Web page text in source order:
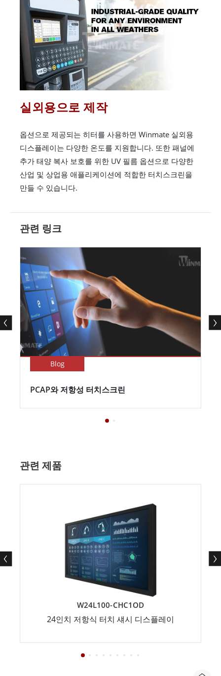
실외용으로 제작
옵션으로 제공되는 히터를 사용하면 Winmate 실외용
디스플레이는 다양한 온도를 지원합니다. 또한 패널에
추가 태양 복사 보호를 위한 UV 필름 옵션으로 다양한
산업 및 상업용 애플리케이션에 적합한 터치스크린을
만들 수 있습니다.
관련 링크
Blog
PCAP와 저항성 터치스크린
관련 제품
W24L100-CHC1OD
24인치 저항식 터치 섀시 디스플레이